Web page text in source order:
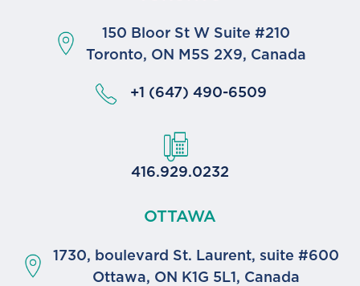
150 Bloor St W Suite #210
Toronto, ON M5S 2X9, Canada
+1 (647) 490-6509
416.929.0232
OTTAWA
1730, boulevard St. Laurent, suite #600
Ottawa, ON K1G 5L1, Canada